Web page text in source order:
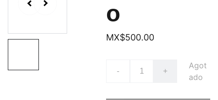
o
MX$500.00
- +
Agot
ado